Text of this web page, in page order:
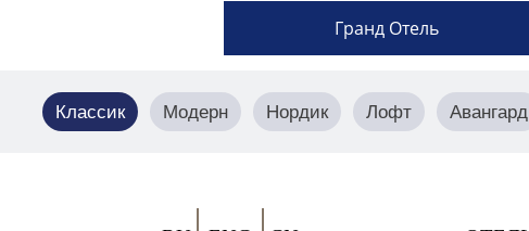
Гранд Отель
Классик Модерн Нордик Лофт Авангард